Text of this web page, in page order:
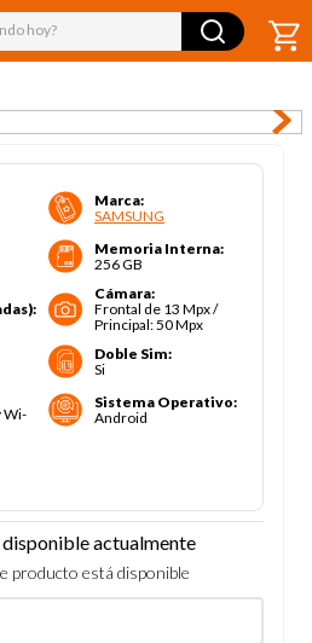
hoy?
Marca:
SAMSUNG
Memoria Interna:
256 GB
:
Cámara:
Frontal de 13 Mpx /
Principal: 50 Mpx
Doble Sim:
Si
Wi-
Sistema Operativo:
Android
actualmente
producto está disponible